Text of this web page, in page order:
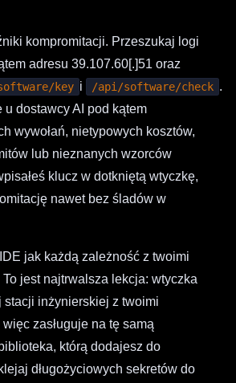
kompromitacji. Przeszukaj logi
adresu 39.107.60[.]51 oraz
key i /api/software/check .
u dostawcy AI pod kątem
wywołań, nietypowych kosztów,
lub nieznanych wzorców
klucz w dotkniętą wtyczkę,
nawet bez śladów w
jak każdą zależność z twoimi
jest najtrwalsza lekcja: wtyczka
stacji inżynierskiej z twoimi
zasługuje na tę samą
którą dodajesz do
długożyciowych sekretów do